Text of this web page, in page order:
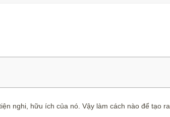
nghi, hữu ích của nó. Vậy làm cách nào để tạo ra